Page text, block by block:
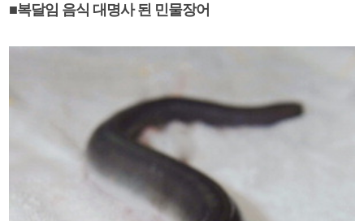
■복달임 음식 대명사 된 민물장어